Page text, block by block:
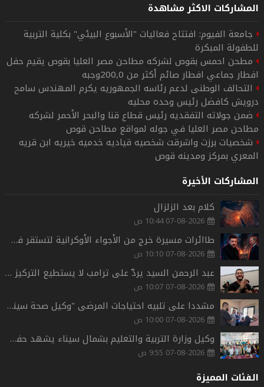
المشاركات الاكثر مشاهدة
جامعة الفيوم: افتتاح فعاليات "الأسبوع البيئي" بكلية التربية
للطفولة المبكرة
مطحن احمس بقوص لشركه مطاحن مصر العليا بقوص يقيم حفل
افطار جماعي افطار صائم أكثر من 200,0وجبه
التحالف الوطنى لدعم رئاسه الجمهوريه يكرم المهندس سامح
درويش كافضل رئيس وحده محليه
ضمن جولاته التفقديه رئيس قطاع قنا والبحر الأحمر لشركه
مطاحن مصر العليا في جوله لمواقع مطاحن قوص
شخصيات برزت واشرقت شخصيه قياديه خدميه خيريه ابن قريه
المعري بمركز ومدينه قوص
المشاركات الأخيرة
كلام بعد الزلزال
07-08-2026 10:44 ص
طاائرات مسيرة خرج من الأجواء الأوكرانية لتستقر في قلب مصفاة بترولية روسية
07-08-2026 10:10 ص
عبد الرحمن السيد يردّ على ترامب لا يستطيع التركيز ويثيراستغلال اسمه
07-08-2026 10:07 ص
مشددا على تلبيه احتياجات المرضى "وكيل صحة سيناء" يتفقد مركز الأمومة والطفولة بالشيخ زويد لتحقيق رضا المنتفعين
07-08-2026 10:00 ص
وكيل وزارة التربية والتعليم بشمال سيناء يشهد حفل تكريم أوائل الشهادة الإعدادية بمدرسة أبو بكر الصديق للتعليم الأساسي.
07-08-2026 9:55 ص
الفئات المميزة